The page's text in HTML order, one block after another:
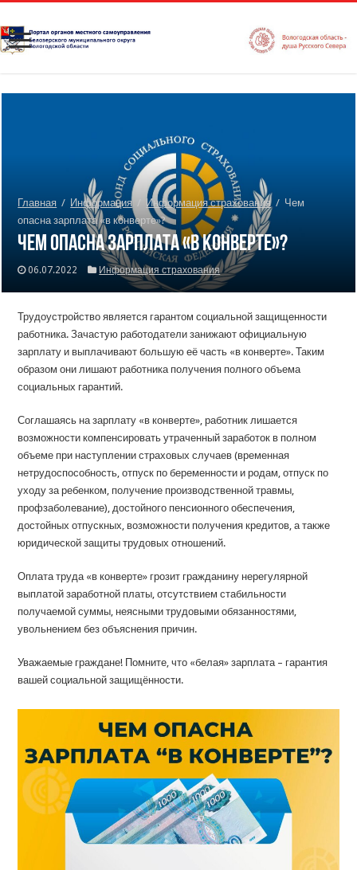
Главная / Информация / Информация страхования / Чем
опасна зарплата «в конверте»?
Чем опасна зарплата «в конверте»?
06.07.2022 Информация страхования
Трудоустройство является гарантом социальной защищенности
работника. Зачастую работодатели занижают официальную
зарплату и выплачивают большую её часть «в конверте». Таким
образом они лишают работника получения полного объема
социальных гарантий.
Соглашаясь на зарплату «в конверте», работник лишается
возможности компенсировать утраченный заработок в полном
объеме при наступлении страховых случаев (временная
нетрудоспособность, отпуск по беременности и родам, отпуск по
уходу за ребенком, получение производственной травмы,
профзаболевание), достойного пенсионного обеспечения,
достойных отпускных, возможности получения кредитов, а также
юридической защиты трудовых отношений.
Оплата труда «в конверте» грозит гражданину нерегулярной
выплатой заработной платы, отсутствием стабильности
получаемой суммы, неясными трудовыми обязанностями,
увольнением без объяснения причин.
Уважаемые граждане! Помните, что «белая» зарплата – гарантия
вашей социальной защищённости.